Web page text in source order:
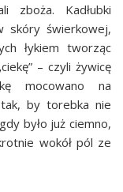
zboża. Kadłubki
skóry świerkowej,
łykiem tworząc
– czyli żywicę
mocowano na
by torebka nie
było już ciemno,
wokół pól ze